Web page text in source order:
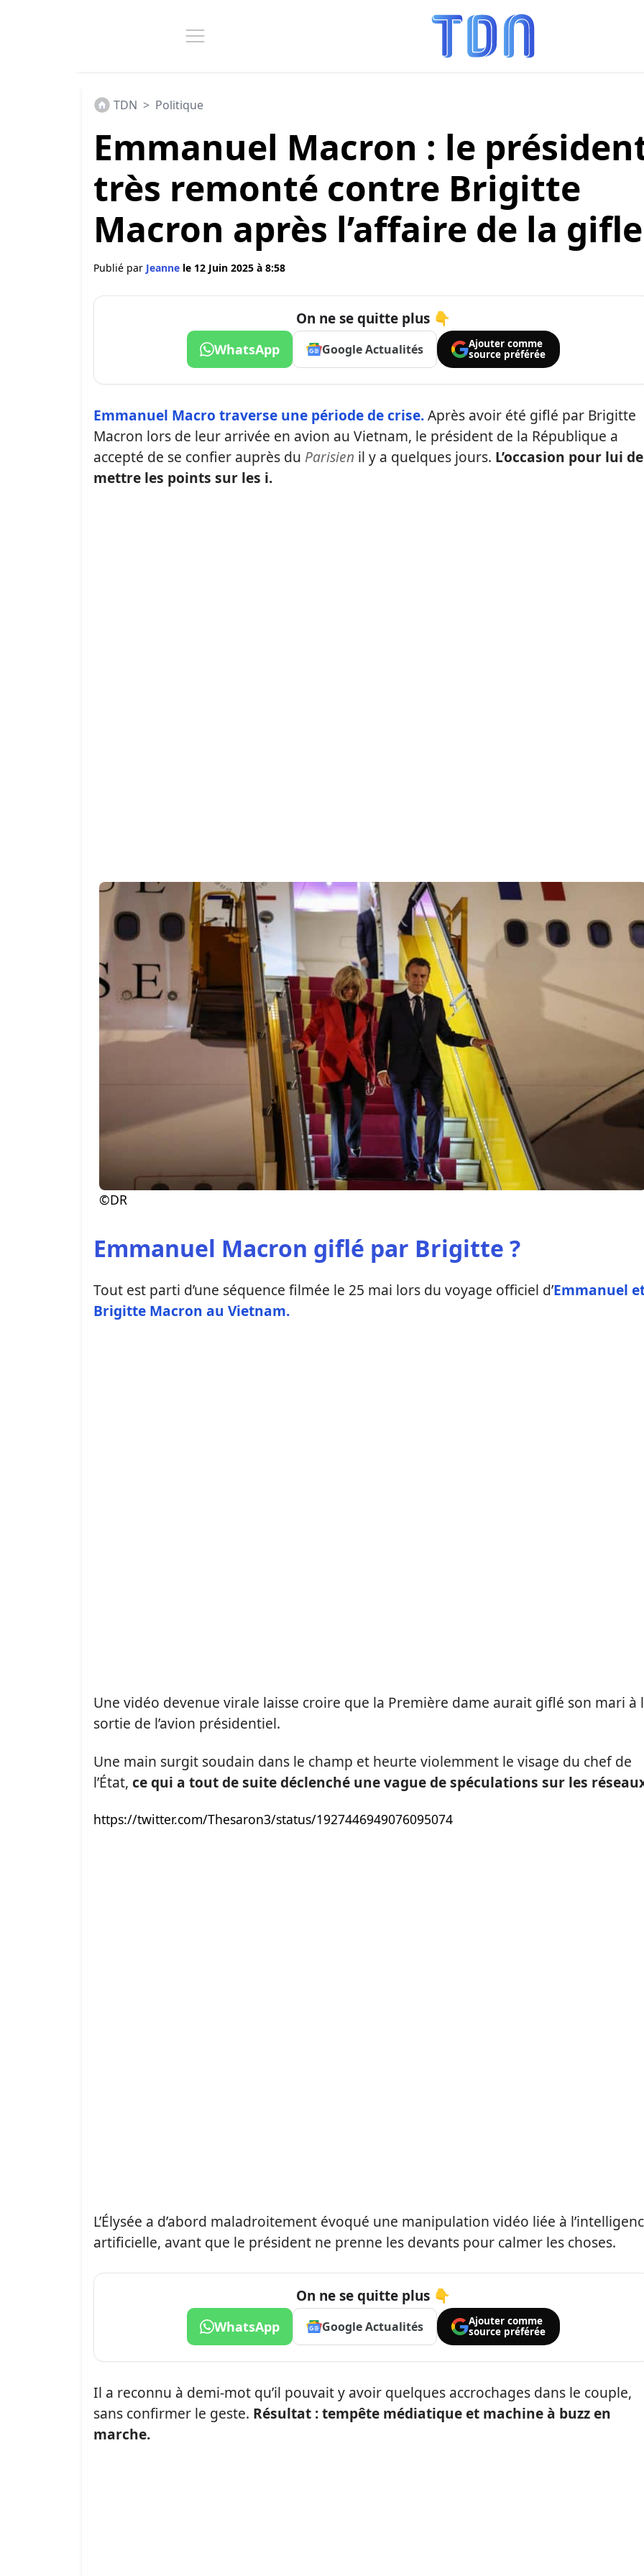
TDN > Politique
Emmanuel Macron : le
très remonté contre Brigitte
Macron après l’affaire de la gifle
Publié par Jeanne le 12 Juin 2025 à 8:58
On ne se quitte plus 👇
WhatsApp Google Actualités
Ajouter comme
source préférée
Emmanuel Macro traverse une période de crise.Après avoir été giflé par Brigitte
Macron lors de leur arrivée en avion au Vietnam, le président de la République a
accepté de se confier auprès du Parisien il y a quelques jours. L’occasion pour lui de
mettre les points sur les i.
©DR
Emmanuel Macron giflé par Brigitte ?
Tout est parti d’une séquence filmée le 25 mai lors du voyage officiel d’Emmanuel
Brigitte Macron au Vietnam.
Une vidéo devenue virale laisse croire que la Première dame aurait giflé son mari à
sortie de l’avion présidentiel.
Une main surgit soudain dans le champ et heurte violemment le visage du chef de
l’État, ce qui a tout de suite déclenché une vague de spéculations sur les
https://twitter.com/Thesaron3/status/1927446949076095074
L’Élysée a d’abord maladroitement évoqué une manipulation vidéo liée à
artificielle, avant que le président ne prenne les devants pour calmer les choses.
On ne se quitte plus 👇
WhatsApp Google Actualités
Ajouter comme
source préférée
Il a reconnu à demi-mot qu’il pouvait y avoir quelques accrochages dans le couple,
sans confirmer le geste. Résultat : tempête médiatique et machine à buzz en
marche.